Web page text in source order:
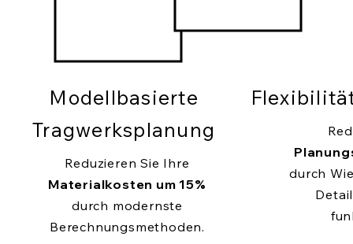
Modellbasierte
Tragwerksplanung
Reduzieren Sie Ihre
Materialkosten um 15%
durch modernste
Berechnungsmethoden.
durch